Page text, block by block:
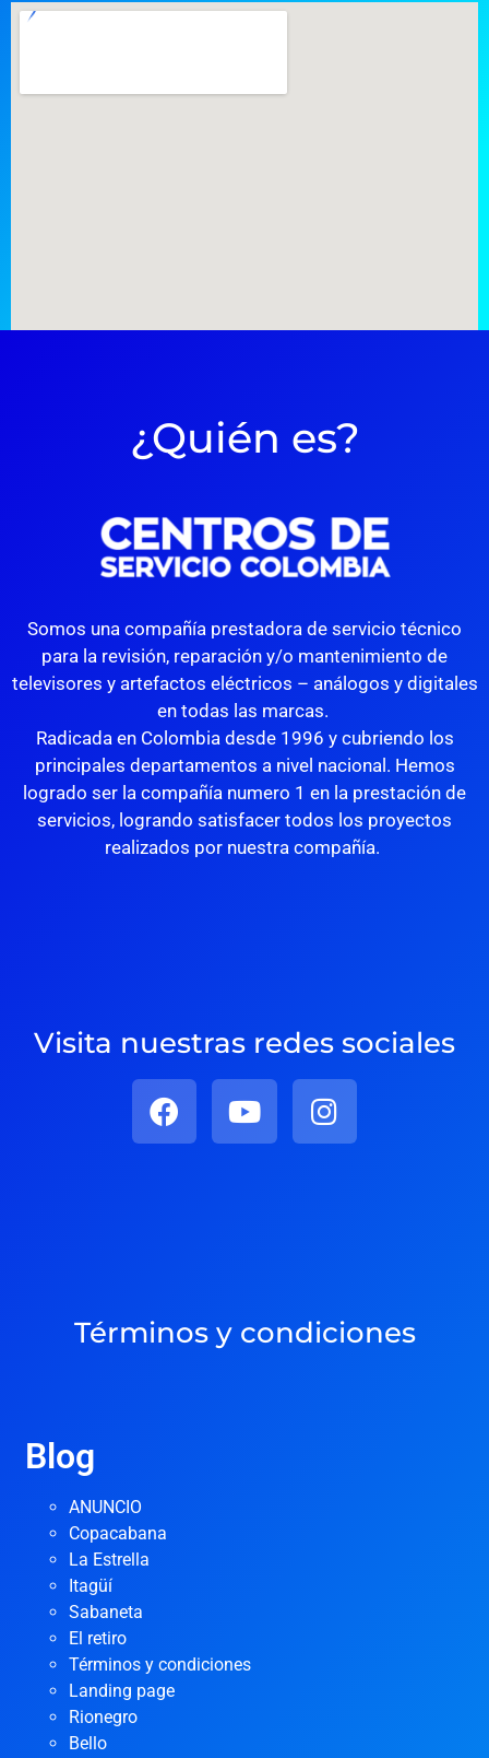
¿Quién es?
Somos una compañía prestadora de servicio técnico
para la revisión, reparación y/o mantenimiento de
televisores y artefactos eléctricos – análogos y digitales
en todas las marcas.
Radicada en Colombia desde 1996 y cubriendo los
principales departamentos a nivel nacional. Hemos
logrado ser la compañía numero 1 en la prestación de
servicios, logrando satisfacer todos los proyectos
realizados por nuestra compañía.
Visita nuestras redes sociales
Términos y condiciones
Blog
ANUNCIO
Copacabana
La Estrella
Itagüí
Sabaneta
El retiro
Términos y condiciones
Landing page
Rionegro
Bello